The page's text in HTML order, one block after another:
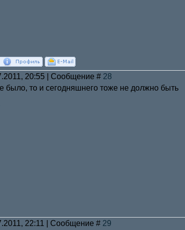
20:55 | Сообщение # 28
было, то и сегодняшнего тоже не должно быть
22:11 | Сообщение # 29